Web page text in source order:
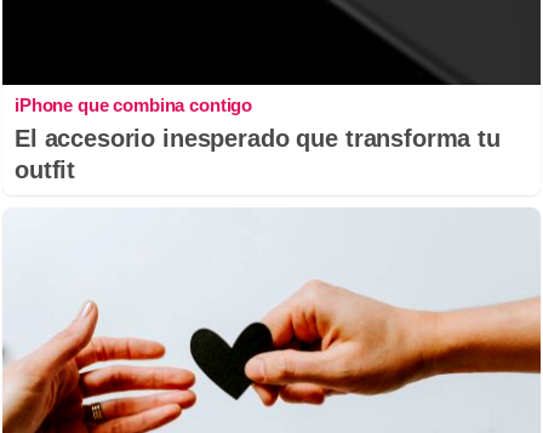
iPhone que combina contigo
El accesorio inesperado que transforma tu
outfit